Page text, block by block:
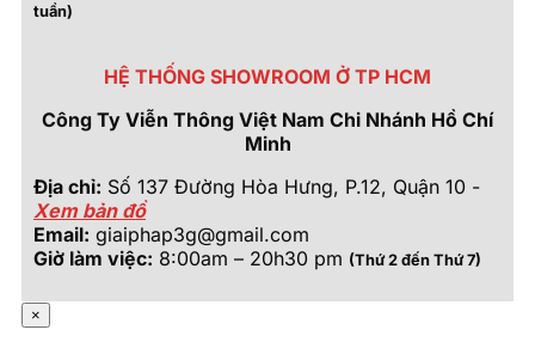
tuần)
HỆ THỐNG SHOWROOM Ở TP HCM
Công Ty Viễn Thông Việt Nam Chi Nhánh Hồ Chí
Minh
Địa chỉ: Số 137 Đường Hòa Hưng, P.12, Quận 10 -
Xem bản đồ
Email: giaiphap3g@gmail.com
Giờ làm việc: 8:00am – 20h30 pm (Thứ 2 đến Thứ 7)
×